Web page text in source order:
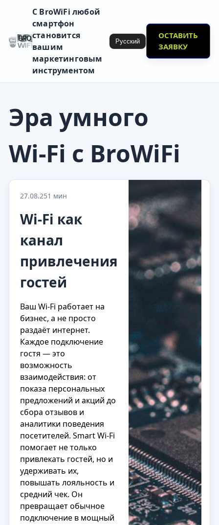
С BroWiFi любой
смартфон
становится
вашим
маркетинговым
инструментом
Русский
ОСТАВИТЬ
ЗАЯВКУ
Эра умного
Wi‑Fi с BroWiFi
27.08.251 мин
Wi‑Fi как
канал
привлечения
гостей
Ваш Wi‑Fi работает на
бизнес, а не просто
раздаёт интернет.
Каждое подключение
гостя — это
возможность
взаимодействия: от
показа персональных
предложений и акций до
сбора отзывов и
аналитики поведения
посетителей. Smart Wi‑Fi
помогает не только
привлекать гостей, но и
удерживать их,
повышать лояльность и
средний чек. Он
превращает обычное
подключение в мощный